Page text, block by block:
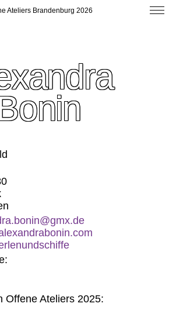
Ateliers Brandenburg 2026
Offene Ateliers 2025: